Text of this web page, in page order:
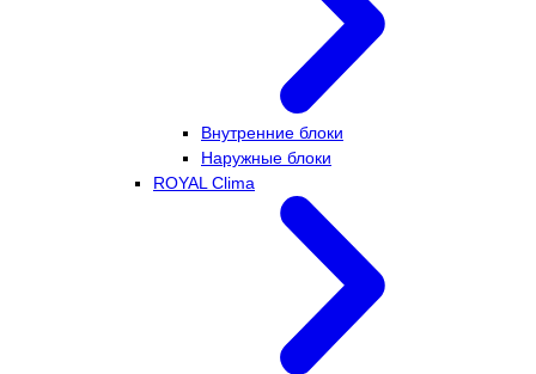
Внутренние блоки
Наружные блоки
ROYAL Clima